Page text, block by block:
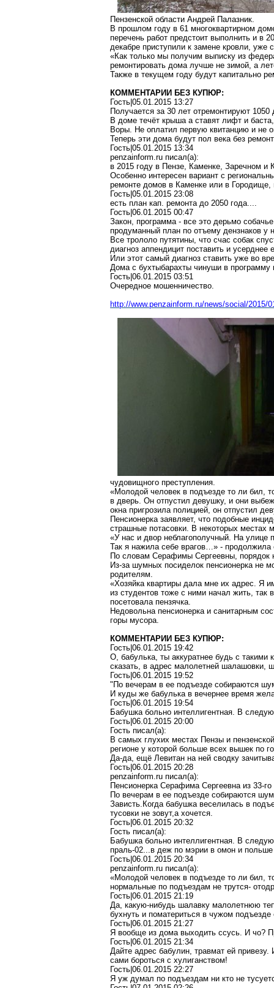
Пензенской области Андрей Палазник.
В прошлом году в 61 многоквартирном
перечень работ предстоит выполнить и в
декабре приступили к замене кровли, уже
«Как только мы получим выписку из
ремонтировать дома лучше не зимой, а
Также в текущем году будут капитально
КОММЕНТАРИИ БЕЗ КУПЮР:
Гость|05.01.2015 13:27
Получается за 30 лет отремонтируют
В доме течёт крыша а ставят лифт и
Воры. Не оплатил первую квитанцию и не
Теперь эти дома будут пол века без
Гость|05.01.2015 13:34
penzainform.ru писал(a):
в 2015 году в Пензе, Каменке, Заречном и
Особенно интересен вариант с
ремонте домов в Каменке или в Городище,
Гость|05.01.2015 23:08
есть план кап. ремонта до 2050 года....
Гость|06.01.2015 00:47
Закон, программа - все это дерьмо
продуманный план по отъему дензнаков у
Все трололо путятины, что счас собак
диагноз аппендицит поставить и усерднее
Или этот самый диагноз ставить уже во
Дома с бухтыбарахты чинуши в
Гость|06.01.2015 03:51
Очередное мошенничество.
http://www.penzainform.ru/news/social/2015/
чудовищного преступления.
«Молодой человек в подъезде то ли бил,
в дверь. Он отпустил девушку, и они
окна пригрозила полицией, он отпустил
Пенсионерка заявляет, что подобные
страшные потасовки. В некоторых местах
«У нас и двор неблагополучный. На
Так я нажила себе врагов…» - продолжила
По словам Серафимы Сергеевны, порядок
Из-за шумных посиделок пенсионерка не
родителям.
«Хозяйка квартиры дала мне их адрес. Я
из студентов тоже с ними начал жить,
посетовала пензячка.
Недовольна пенсионерка и санитарным
горы мусора.
КОММЕНТАРИИ БЕЗ КУПЮР:
Гость|06.01.2015 19:42
О, бабулька, ты аккуратнее будь с такими
сказать, в адрес малолетней шалашовки,
Гость|06.01.2015 19:52
"По вечерам в ее подъезде собираются
И куды же бабулька в вечернее время
Гость|06.01.2015 19:54
Бабушка больно интеллигентная. В
Гость|06.01.2015 20:00
Гость писал(a):
В самых глухих местах Пензы и
регионе у которой больше всех вышек по
Да-да, ещё Левитан на ней сводку
Гость|06.01.2015 20:28
penzainform.ru писал(a):
Пенсионерка Серафима Сергеевна из 33-
По вечерам в ее подъезде собираются
Зависть.Когда бабушка веселилась в
тусовки не зовут,а хочется.
Гость|06.01.2015 20:32
Гость писал(a):
Бабушка больно интеллигентная. В
праль-02...в деж по мэрии в омон и польше
Гость|06.01.2015 20:34
penzainform.ru писал(a):
«Молодой человек в подъезде то ли бил,
нормальные по подъездам не трутся-
Гость|06.01.2015 21:19
Да, какую-нибудь шалавку малолетнюю
бухнуть и поматериться в чужом подъезде
Гость|06.01.2015 21:27
Я вообще из дома выходить ссусь. И чо?
Гость|06.01.2015 21:34
Дайте адрес бабулин, травмат ей
сами бороться с хулиганством!
Гость|06.01.2015 22:27
Я уж думал по подъездам ни кто не